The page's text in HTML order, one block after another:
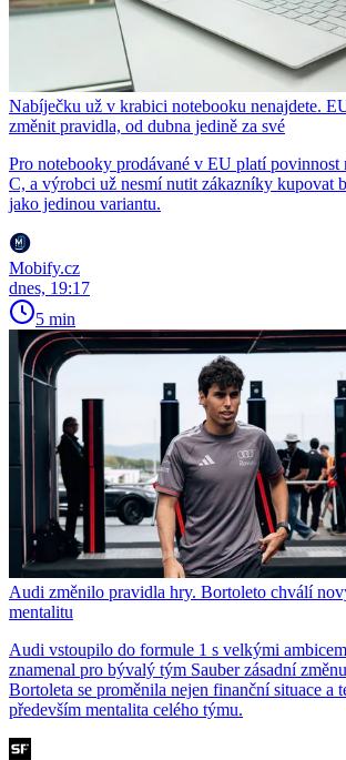
Nabíječku už v krabici notebooku nenajdete.
změnit pravidla, od dubna jedině za své
Pro notebooky prodávané v EU platí povinnost
C, a výrobci už nesmí nutit zákazníky kupovat
jako jedinou variantu.
Mobify.cz
dnes, 19:17
5 min
Audi změnilo pravidla hry. Bortoleto chválí
mentalitu
Audi vstoupilo do formule 1 s velkými
znamenal pro bývalý tým Sauber zásadní
Bortoleta se proměnila nejen finanční situace a
především mentalita celého týmu.